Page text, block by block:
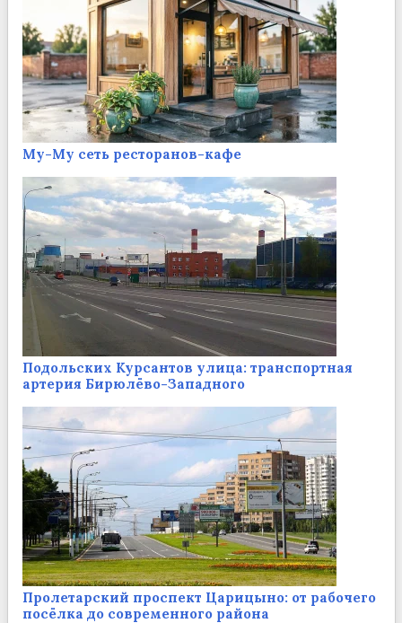
Му-Му сеть ресторанов-кафе
Подольских Курсантов улица: транспортная
артерия Бирюлёво-Западного
Пролетарский проспект Царицыно: от рабочего
посёлка до современного района